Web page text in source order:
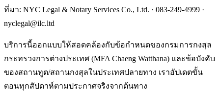
ที่มา: NYC Legal & Notary Services Co., Ltd. · 083-249-4999 ·
nyclegal@ilc.ltd
บริการนี้ออกแบบให้สอดคล้องกับข้อกำหนดของกรมการกงสุล
กระทรวงการต่างประเทศ (MFA Chaeng Watthana) และข้อบังคับ
ของสถานทูต/สถานกงสุลในประเทศปลายทาง เราอัปเดตขั้น
ตอนทุกสัปดาห์ตามประกาศจริงจากต้นทาง